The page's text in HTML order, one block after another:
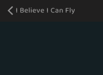
I Believe I Can Fly